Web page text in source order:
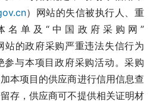
）网站的失信被执行人、重
名单及“中国政府采购网”
站的政府采购严重违法失信行为
与本项目政府采购活动。采购
本项目的供应商进行信用信息查
存，供应商可不提供相关证明材